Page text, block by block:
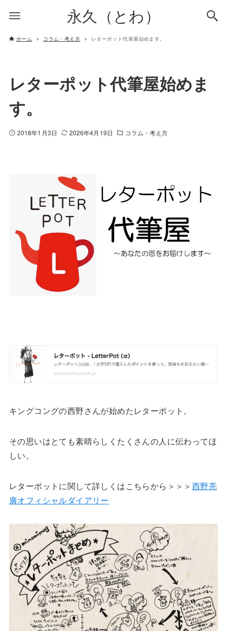
永久（とわ）
ホーム コラム・考え方 レターポット代筆屋始めます。
レターポット代筆屋始めま
す。
2018年1月3日 2026年4月19日 コラム・考え方
キングコングの西野さんが始めたレターポット。
その思いはとても素晴らしくたくさんの人に伝わってほ
しい。
レターポットに関して詳しくはこちらから＞＞＞ 西野亮
廣オフィシャルダイアリー